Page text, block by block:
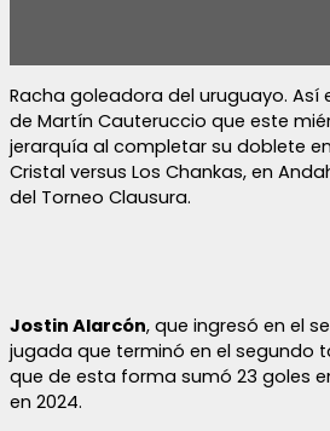
Racha goleadora del uruguayo. Así
de Martín Cauteruccio que este
jerarquía al completar su doblete
Cristal versus Los Chankas, en
del Torneo Clausura.
Jostin Alarcón, que ingresó en el
jugada que terminó en el segundo
que de esta forma sumó 23 goles
en 2024.